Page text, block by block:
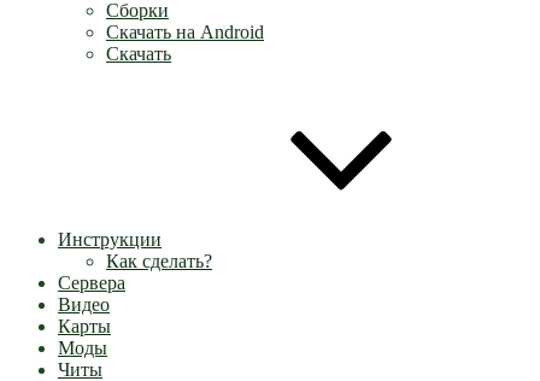
Сборки
Скачать на Android
Скачать
Инструкции
Как сделать?
Сервера
Видео
Карты
Моды
Читы